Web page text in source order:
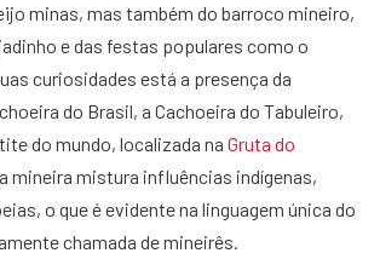
minas, mas também do barroco mineiro,
e das festas populares como o
curiosidades está a presença da
do Brasil, a Cachoeira do Tabuleiro,
do mundo, localizada na Gruta do
mineira mistura influências indígenas,
o que é evidente na linguagem única do
chamada de mineirês.